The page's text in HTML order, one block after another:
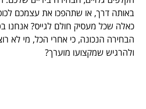
כאלה שכל מעסיק חולם לגייס? אנחנו
הבחירה הנכונה, כי אחרי הכל, מי לא
ולהרגיש שמקצועו מוערך?